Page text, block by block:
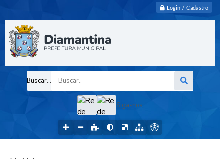
Login / Cadastro
Buscar...
Siga-nos